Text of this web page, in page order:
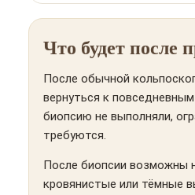
Что будет после
После обычной
вернуться к
биопсию не выполняли,
требуются.
После биопсии возможны
кровянистые или тёмные